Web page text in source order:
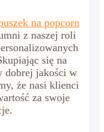
na popcorn
z naszej roli
się na
dobrej jakości w
że nasi klienci
za swoje